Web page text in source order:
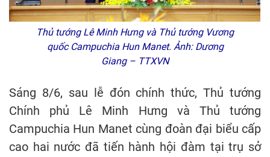
Thủ tướng Lê Minh Hưng và Thủ tướng Vương
quốc Campuchia Hun Manet. Ảnh: Dương
Giang – TTXVN
Sáng 8/6, sau lễ đón chính thức, Thủ tướng
Chính phủ Lê Minh Hưng và Thủ tướng
Campuchia Hun Manet cùng đoàn đại biểu cấp
cao hai nước đã tiến hành hội đàm tại trụ sở